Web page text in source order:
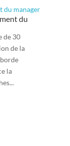
du manager
du
de 30
de la
la